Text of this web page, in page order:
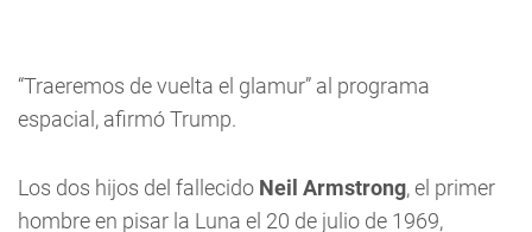
“Traeremos de vuelta el glamur” al programa
espacial, afirmó Trump.
Los dos hijos del fallecido Neil Armstrong, el primer
hombre en pisar la Luna el 20 de julio de 1969,